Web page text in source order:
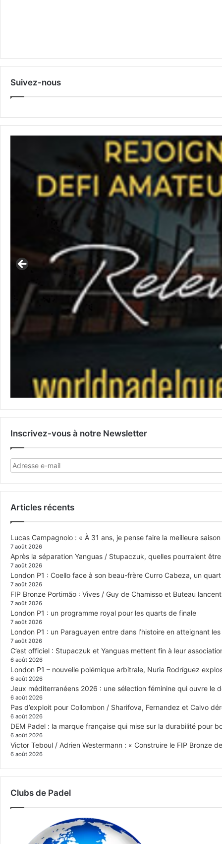
Suivez-nous
Inscrivez-vous à notre Newsletter
Articles récents
Lucas Campagnolo : « À 31 ans, je pense faire la meilleure
7 août 2026
Après la séparation Yanguas / Stupaczuk, quelles pourraient
7 août 2026
London P1 : Coello face à son beau-frère Curro Cabeza, un
7 août 2026
FIP Bronze Portimão : Vives / Guy de Chamisso et Buteau
7 août 2026
London P1 : un programme royal pour les quarts de finale
7 août 2026
London P1 : un Paraguayen entre dans l’histoire en atteignant
7 août 2026
C’est officiel : Stupaczuk et Yanguas mettent fin à leur
6 août 2026
London P1 – nouvelle polémique arbitrale, Nuria Rodríguez
6 août 2026
Jeux méditerranéens 2026 : une sélection féminine qui ouvre le
6 août 2026
Pas d’exploit pour Collombon / Sharifova, Fernandez et Calvo
6 août 2026
DEM Padel : la marque française qui mise sur la durabilité pour
6 août 2026
Victor Teboul / Adrien Westermann : « Construire le FIP Bronze
6 août 2026
Clubs de Padel